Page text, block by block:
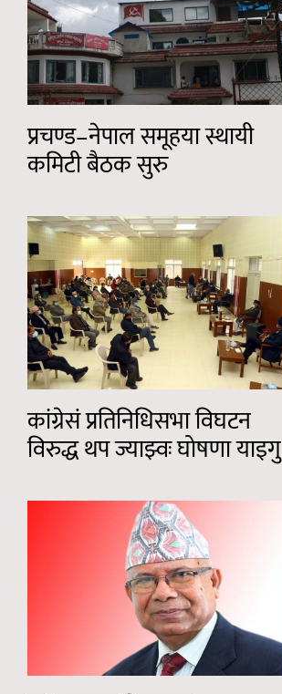
प्रचण्ड–नेपाल समूहया स्थायी
कमिटी बैठक सुरु
कांग्रेसं प्रतिनिधिसभा विघटन
विरुद्ध थप ज्याझ्वः घोषणा याइगु